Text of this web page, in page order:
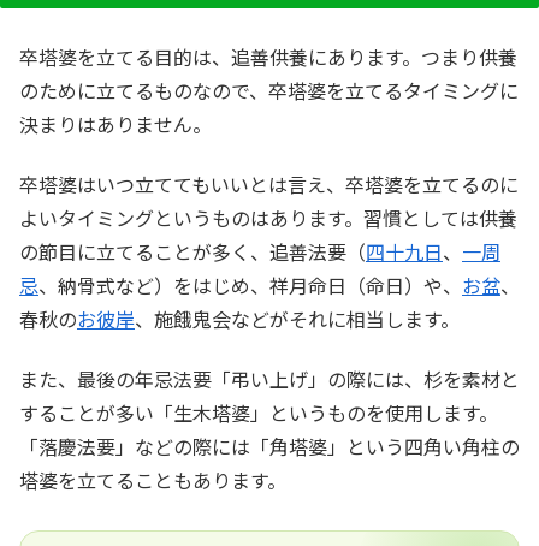
卒塔婆を立てる目的は、追善供養にあります。つまり供養
のために立てるものなので、卒塔婆を立てるタイミングに
決まりはありません。
卒塔婆はいつ立ててもいいとは言え、卒塔婆を立てるのに
よいタイミングというものはあります。習慣としては供養
の節目に立てることが多く、追善法要（四十九日、 一周
忌、納骨式など）をはじめ、祥月命日（命日）や、 お盆、
春秋のお彼岸、施餓鬼会などがそれに相当します。
また、最後の年忌法要「弔い上げ」の際には、杉を素材と
することが多い「生木塔婆」というものを使用します。
「落慶法要」などの際には「角塔婆」という四角い角柱の
塔婆を立てることもあります。